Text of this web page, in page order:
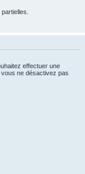
effectuer une
ne désactivez pas